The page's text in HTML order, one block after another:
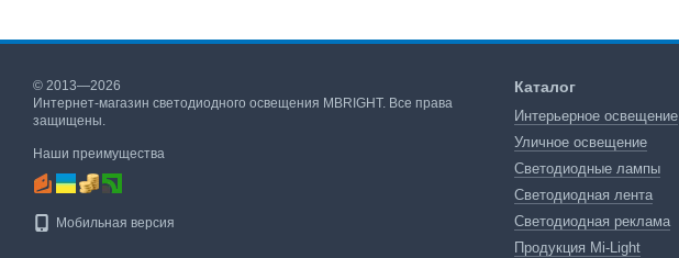
© 2013—2026
Интернет-магазин светодиодного освещения MBRIGHT. Все права
защищены.
Наши преимущества
Мобильная версия
Каталог
Интерьерное освещение
Уличное освещение
Светодиодные лампы
Светодиодная лента
Светодиодная реклама
Продукция Mi-Light